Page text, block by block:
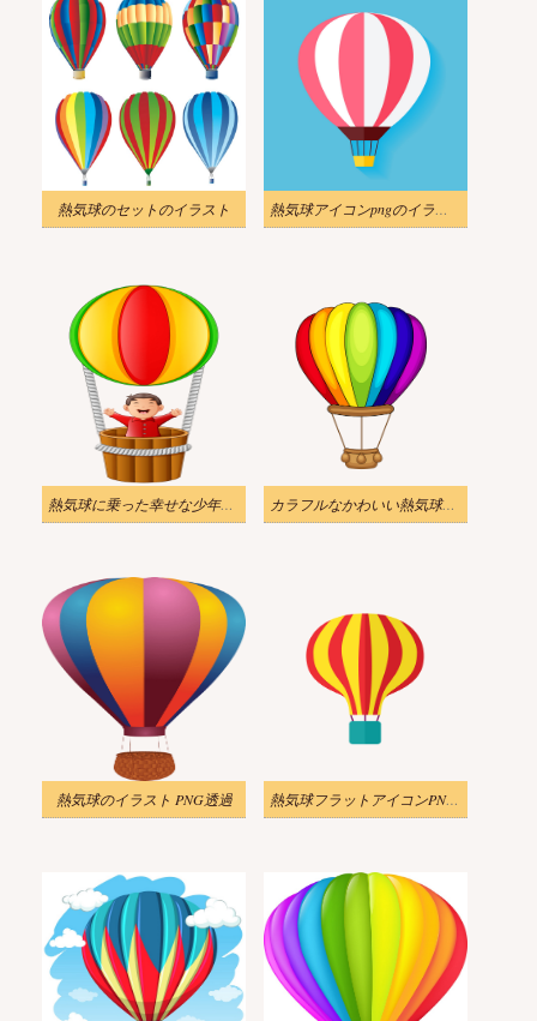
熱気球のセットのイラスト 熱気球アイコンpngのイラスト
熱気球に乗った幸せな少年のイラスト PNG 透過 カラフルなかわいい熱気球PNG透過イラスト
熱気球のイラスト PNG透過 熱気球フラットアイコンPNG透明のイラスト